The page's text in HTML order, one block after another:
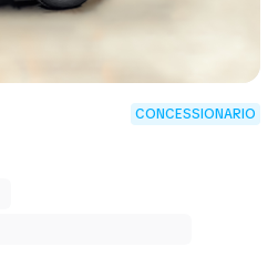
CONCESSIONARIO